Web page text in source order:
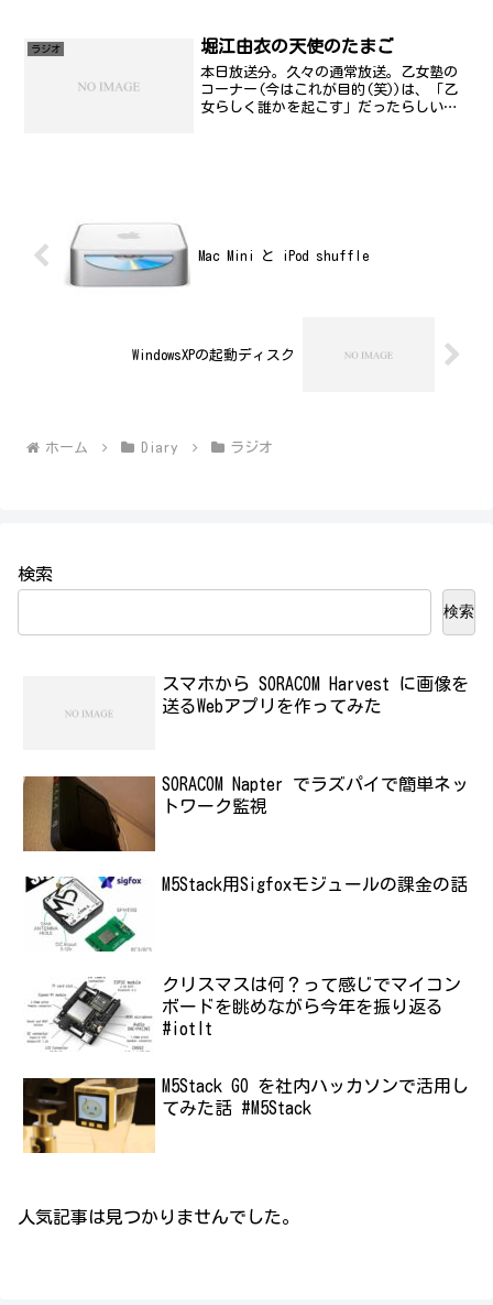
て??」ゆかりん「あの、お誕生日お...
ラジオ 堀江由衣の天使のたまご
本日放送分。久々の通常放送。乙女塾の
コーナー(今はこれが目的(笑))は、「乙
女らしく誰かを起こす」だったらしいが
Mac Mini と iPod shuffle
WindowsXPの起動ディスク
ホーム Diary ラジオ
検索
検索
スマホから SORACOM Harvest に画像を
送るWebアプリを作ってみた
SORACOM Napter でラズパイで簡単ネッ
トワーク監視
M5Stack用Sigfoxモジュールの課金の話
クリスマスは何？って感じでマイコン
ボードを眺めながら今年を振り返る
#iotlt
M5Stack GO を社内ハッカソンで活用し
てみた話 #M5Stack
人気記事は見つかりませんでした。